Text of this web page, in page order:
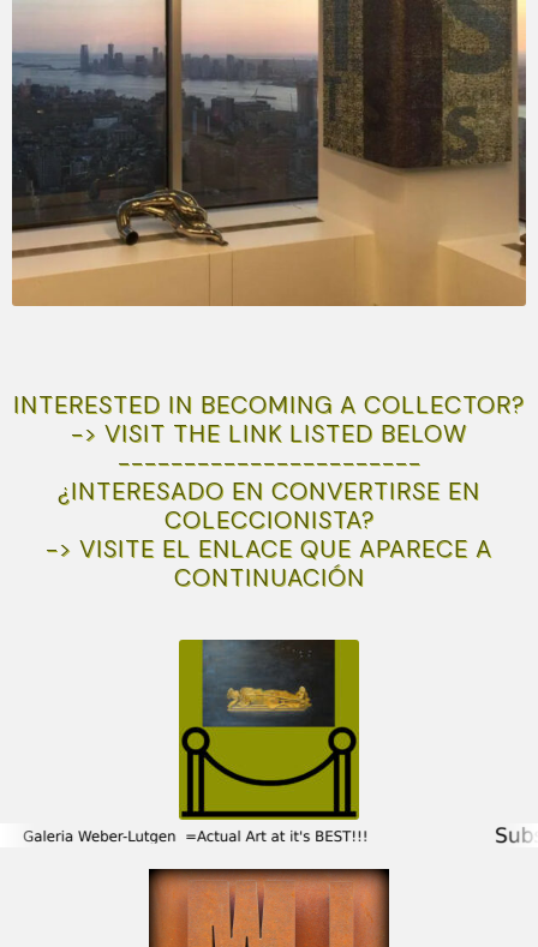
INTERESTED IN BECOMING A COLLECTOR?
-> VISIT THE LINK LISTED BELOW
-----------------------
¿INTERESADO EN CONVERTIRSE EN
COLECCIONISTA?
-> VISITE EL ENLACE QUE APARECE A
CONTINUACIÓN